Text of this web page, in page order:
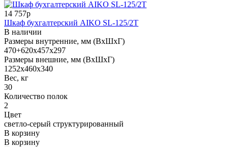
14 757р
Шкаф бухгалтерский AIKO SL-125/2Т
В наличии
Размеры внутренние, мм (ВхШхГ)
470+620x457x297
Размеры внешние, мм (ВхШхГ)
1252x460x340
Вес, кг
30
Количество полок
2
Цвет
светло-серый структурированный
В корзину
В корзину